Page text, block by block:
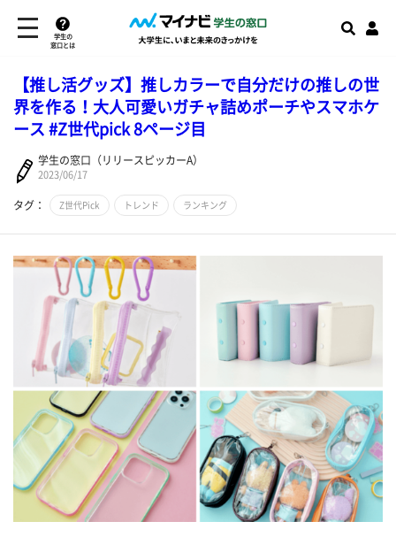
学生の
窓口とは
【推し活グッズ】推しカラーで自分だけの推しの世
界を作る！大人可愛いガチャ詰めポーチやスマホケ
ース #Z世代pick 8ページ目
学生の窓口（リリースピッカーA）
2023/06/17
タグ： Z世代Pick トレンド ランキング